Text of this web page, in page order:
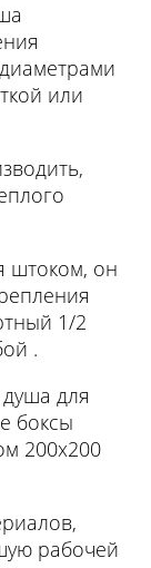
или
штоком, он
1/2
.
для
боксы
200х200
рабочей